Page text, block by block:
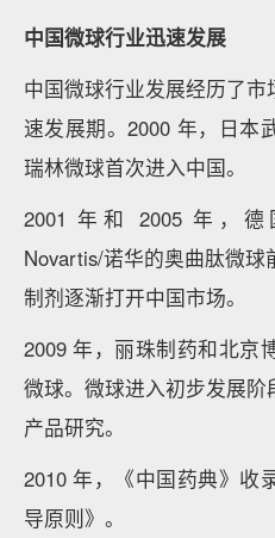
中国微球行业迅速发展
中国微球行业发展经历了
速发展期。2000 年，日本
瑞林微球首次进入中国。
2001 年和 2005 年，
Novartis/诺华的奥曲肽微
制剂逐渐打开中国市场。
2009 年，丽珠制药和北京
微球。微球进入初步发展
产品研究。
2010 年，《中国药典》收
导原则》。